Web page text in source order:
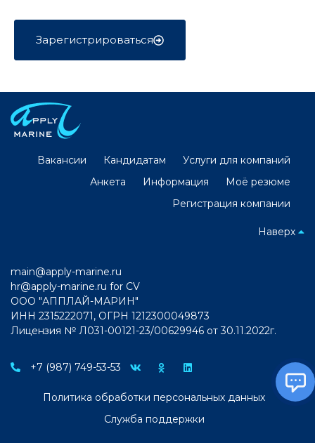
Зарегистрироваться
Вакансии Кандидатам
Услуги для компаний
Анкета
Информация
Моё резюме
Регистрация компании
Наверх
main@apply-marine.ru
hr@apply-marine.ru for CV
ООО "АППЛАЙ-МАРИН"
ИНН 2315222071, ОГРН 1212300049873
Лицензия № Л031-00121-23/00629946 от 30.11.2022г.
+7 (987) 749-53-53
Политика обработки персональных данных
Служба поддержки